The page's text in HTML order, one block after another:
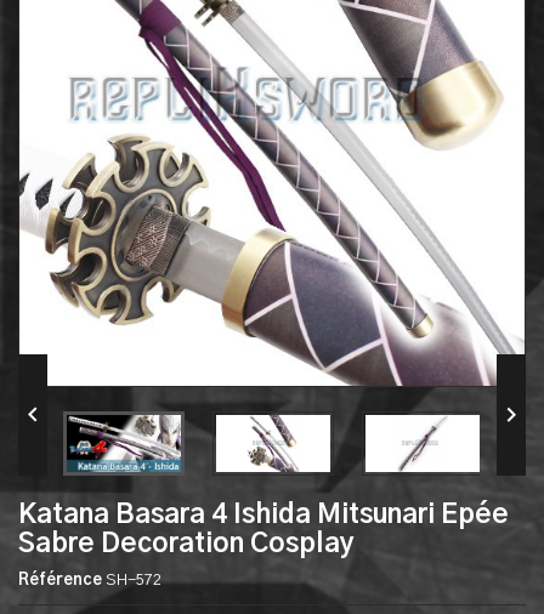
 
Katana Basara 4 Ishida Mitsunari Epée
Sabre Decoration Cosplay
Référence SH-572